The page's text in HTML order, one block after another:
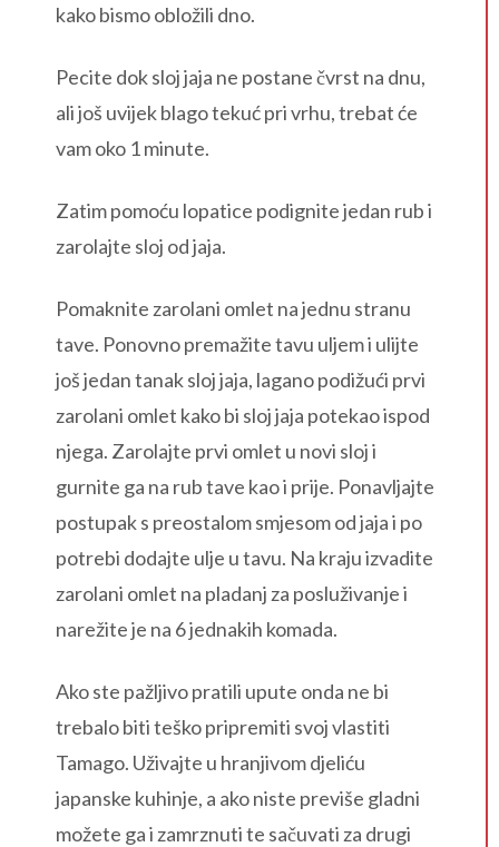
kako bismo obložili dno.
Pecite dok sloj jaja ne postane čvrst na dnu,
ali još uvijek blago tekuć pri vrhu, trebat će
vam oko 1 minute.
Zatim pomoću lopatice podignite jedan rub i
zarolajte sloj od jaja.
Pomaknite zarolani omlet na jednu stranu
tave. Ponovno premažite tavu uljem i ulijte
još jedan tanak sloj jaja, lagano podižući prvi
zarolani omlet kako bi sloj jaja potekao ispod
njega. Zarolajte prvi omlet u novi sloj i
gurnite ga na rub tave kao i prije. Ponavljajte
postupak s preostalom smjesom od jaja i po
potrebi dodajte ulje u tavu. Na kraju izvadite
zarolani omlet na pladanj za posluživanje i
narežite je na 6 jednakih komada.
Ako ste pažljivo pratili upute onda ne bi
trebalo biti teško pripremiti svoj vlastiti
Tamago. Uživajte u hranjivom djeliću
japanske kuhinje, a ako niste previše gladni
možete ga i zamrznuti te sačuvati za drugi